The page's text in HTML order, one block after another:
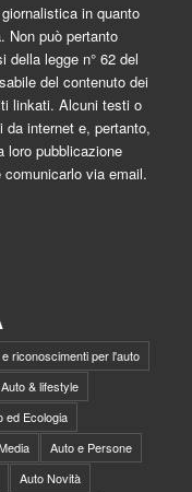
in quanto
Non può pertanto
della legge n° 62 del
del contenuto dei
linkati. Alcuni testi o
internet e, pertanto,
loro pubblicazione
via email.
riconoscimenti per l'auto
Auto & lifestyle
ed Ecologia
Auto e Persone
Auto Novità